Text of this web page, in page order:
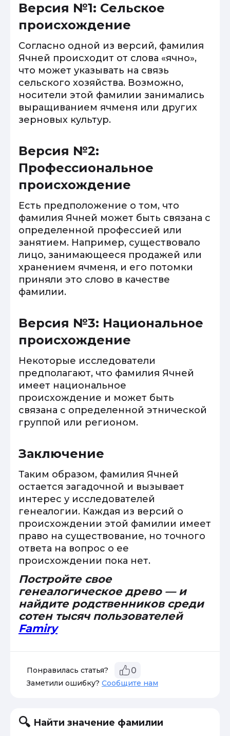
Версия №1: Сельское
происхождение
Согласно одной из версий, фамилия
Ячней происходит от слова «ячно»,
что может указывать на связь
сельского хозяйства. Возможно,
носители этой фамилии занимались
выращиванием ячменя или других
зерновых культур.
Версия №2:
Профессиональное
происхождение
Есть предположение о том, что
фамилия Ячней может быть связана с
определенной профессией или
занятием. Например, существовало
лицо, занимающееся продажей или
хранением ячменя, и его потомки
приняли это слово в качестве
фамилии.
Версия №3: Национальное
происхождение
Некоторые исследователи
предполагают, что фамилия Ячней
имеет национальное
происхождение и может быть
связана с определенной этнической
группой или регионом.
Заключение
Таким образом, фамилия Ячней
остается загадочной и вызывает
интерес у исследователей
генеалогии. Каждая из версий о
происхождении этой фамилии имеет
право на существование, но точного
ответа на вопрос о ее
происхождении пока нет.
Постройте свое
генеалогическое древо — и
найдите родственников среди
сотен тысяч пользователей
Famiry
Понравилась статья? 0
Заметили ошибку? Сообщите нам
Найти значение фамилии